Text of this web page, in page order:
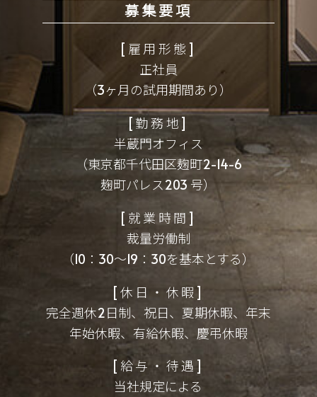
募集要項
雇用形態
正社員
（3ヶ月の試用期間あり）
勤務地
半蔵門オフィス
（東京都千代田区麹町2-14-6
麹町パレス203 号）
就業時間
裁量労働制
（10：30〜19：30を基本とする）
休日・休暇
完全週休2日制、祝日、夏期休暇、年末
年始休暇、有給休暇、慶弔休暇
給与・待遇
当社規定による